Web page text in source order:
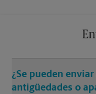
¿Se pueden
antigüedades o